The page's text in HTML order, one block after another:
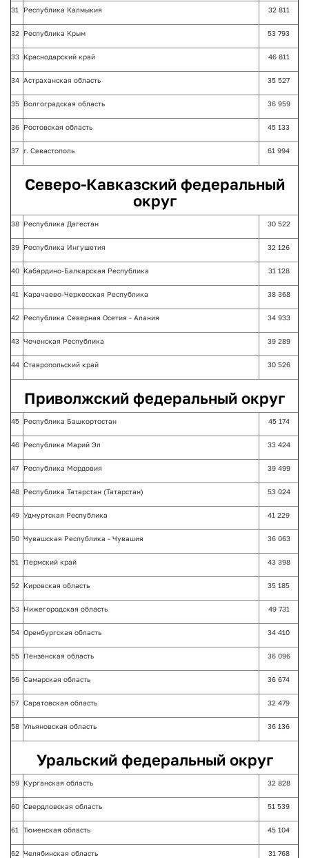
31 Республика Калмыкия 32 811
32 Республика Крым 53 793
33 Краснодарский край 46 811
34 Астраханская область 35 527
35 Волгоградская область 36 959
36 Ростовская область 45 133
37 г. Севастополь 61 994
Северо-Кавказский федеральный
округ
38 Республика Дагестан 30 522
39 Республика Ингушетия 32 126
40 Кабардино-Балкарская Республика 31 128
41 Карачаево-Черкесская Республика 38 368
42 Республика Северная Осетия - Алания 34 933
43 Чеченская Республика 39 289
44 Ставропольский край 30 526
Приволжский федеральный округ
45 Республика Башкортостан 45 174
46 Республика Марий Эл 33 424
47 Республика Мордовия 39 499
48 Республика Татарстан (Татарстан) 53 024
49 Удмуртская Республика 41 229
50 Чувашская Республика - Чувашия 36 063
51 Пермский край 43 398
52 Кировская область 35 185
53 Нижегородская область 49 731
54 Оренбургская область 34 410
55 Пензенская область 36 096
56 Самарская область 36 674
57 Саратовская область 32 479
58 Ульяновская область 36 136
Уральский федеральный округ
59 Курганская область 32 828
60 Свердловская область 51 539
61 Тюменская область 45 104
62 Челябинская область 31 768